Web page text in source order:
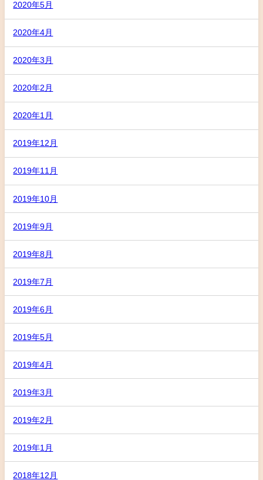
2020年5月
2020年4月
2020年3月
2020年2月
2020年1月
2019年12月
2019年11月
2019年10月
2019年9月
2019年8月
2019年7月
2019年6月
2019年5月
2019年4月
2019年3月
2019年2月
2019年1月
2018年12月